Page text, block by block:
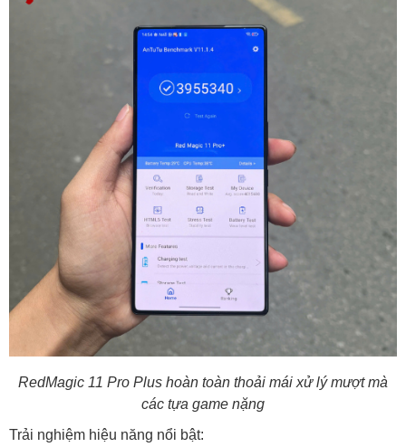
RedMagic 11 Pro Plus hoàn toàn thoải mái xử lý mượt mà
các tựa game nặng
Trải nghiệm hiệu năng nổi bật: